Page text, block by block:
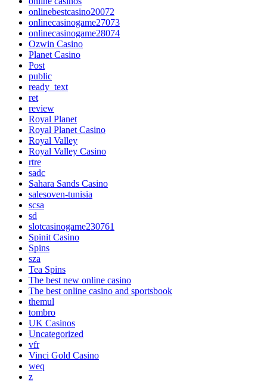
onlinebestcasino20072
onlinecasinogame27073
onlinecasinogame28074
Ozwin Casino
Planet Casino
Post
public
ready_text
ret
review
Royal Planet
Royal Planet Casino
Royal Valley
Royal Valley Casino
rtre
sadc
Sahara Sands Casino
salesoven-tunisia
scsa
sd
slotcasinogame230761
Spinit Casino
Spins
sza
Tea Spins
The best new online casino
The best online casino and sportsbook
themul
tombro
UK Casinos
Uncategorized
vfr
Vinci Gold Casino
weq
z